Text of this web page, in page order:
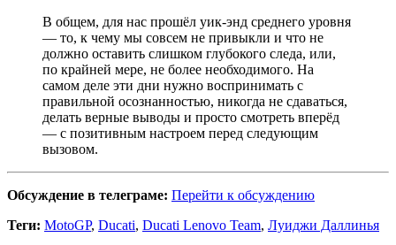
В общем, для нас прошёл уик-энд среднего уровня
— то, к чему мы совсем не привыкли и что не
должно оставить слишком глубокого следа, или,
по крайней мере, не более необходимого. На
самом деле эти дни нужно воспринимать с
правильной осознанностью, никогда не сдаваться,
делать верные выводы и просто смотреть вперёд
— с позитивным настроем перед следующим
вызовом.
Обсуждение в телеграме: Перейти к обсуждению
Теги: MotoGP, Ducati, Ducati Lenovo Team, Луиджи Даллинья